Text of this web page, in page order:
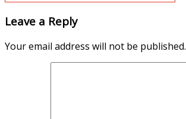
Leave a Reply
Your email address will not be published.